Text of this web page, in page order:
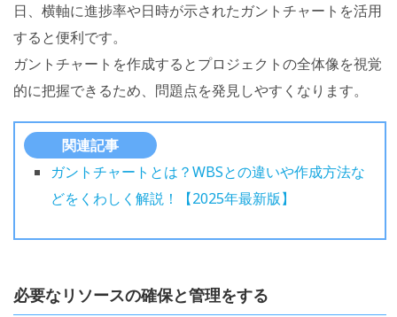
日、横軸に進捗率や日時が示されたガントチャートを活用
すると便利です。
ガントチャートを作成するとプロジェクトの全体像を視覚
的に把握できるため、問題点を発見しやすくなります。
関連記事
ガントチャートとは？WBSとの違いや作成方法な
どをくわしく解説！【2025年最新版】
必要なリソースの確保と管理をする